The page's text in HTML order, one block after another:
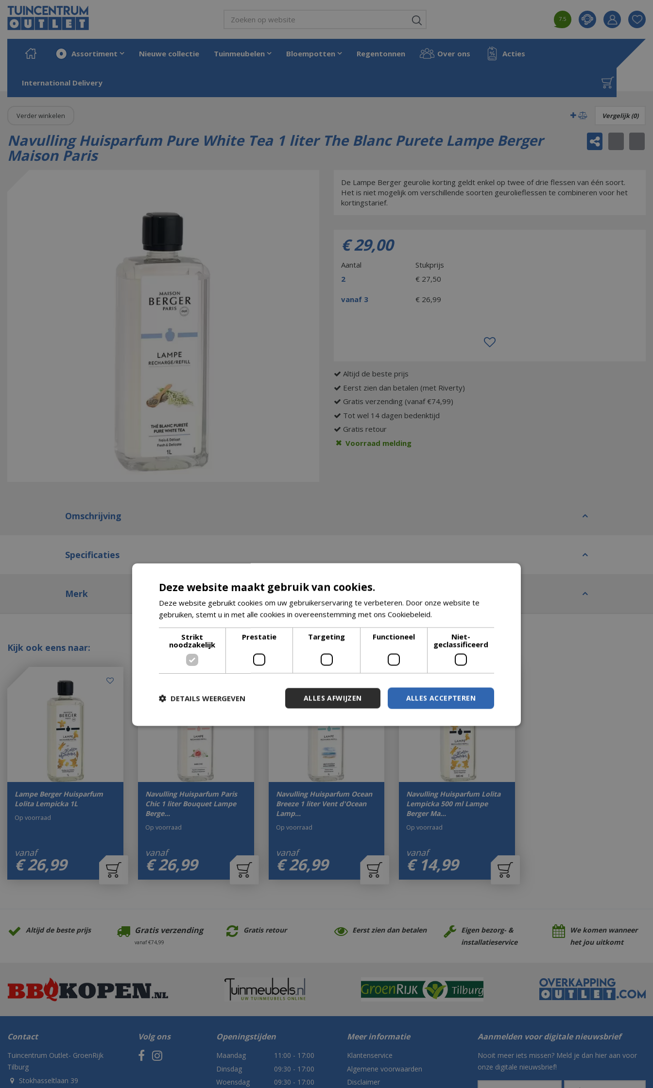
Ga
naar
content
Home Producten Wonen
7.5
Product
aan
Assortiment Nieuwe collectie Tuinmeubelen Bloempotten Regentonnen Over ons Acties
International Delivery
Verder winkelen Vergelijk (0)
Navulling Huisparfum Pure White Tea 1 liter The Blanc Purete Lampe Berger
Maison Paris
De Lampe Berger geurolie korting geldt enkel op twee of drie flessen van één soort.
Het is niet mogelijk om verschillende soorten geurolieflessen te combineren voor het
kortingstarief.
€ 29,00
Aantal
Stukprijs
2
€ 27,50
vanaf 3 € 26,99
Altijd de beste prijs
Eerst zien dan betalen (met Riverty)
Gratis verzending (vanaf €74,99)
Tot wel 14 dagen bedenktijd
Gratis retour
Voorraad melding
Omschrijving
Specificaties
Merk
Kijk ook eens naar:
Lampe Berger Huisparfum
Lolita Lempicka 1L
vanaf
€ 26,99
Op voorraad
Navulling Huisparfum Paris
Chic 1 liter Bouquet Lampe
Berge…
vanaf
€ 26,99
Op voorraad
Navulling Huisparfum Ocean
Breeze 1 liter Vent d'Ocean
Lamp…
vanaf
€ 26,99
Op voorraad
Navulling Huisparfum Lolita
Lempicka 500 ml Lampe
Berger Ma…
vanaf
€ 14,99
Op voorraad
Altijd de beste prijs Gratis verzending
vanaf €74,99
Gratis retour Eerst zien dan betalen
Eigen bezorg- &
installatieservice
We komen wanneer
het jou uitkomt
Contact
Tuincentrum Outlet- GroenRijk
Tilburg
Stokhasseltlaan 39
Volg ons Openingstijden
Maandag
11:00 - 17:00
Dinsdag
09:30 - 17:00
Woensdag
09:30 - 17:00
Meer informatie
Klantenservice
Algemene voorwaarden
Disclaimer
Aanmelden voor digitale nieuwsbrief
Nooit meer iets missen? Meld je dan hier aan voor
onze digitale nieuwsbrief!
Deze website maakt gebruik van cookies.
Deze website gebruikt cookies om uw gebruikerservaring te verbeteren. Door onze website te
gebruiken, stemt u in met alle cookies in overeenstemming met ons Cookiebeleid.
Strikt
noodzakelijk
Prestatie Targeting Functioneel
Niet-
geclassificeerd
ALLES ACCEPTEREN
ALLES AFWIJZEN
DETAILS WEERGEVEN